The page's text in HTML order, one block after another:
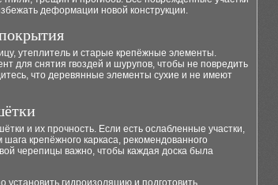
деформации новой конструкции.
утеплитель и старые крепёжные элементы.
для снятия гвоздей и шурупов, чтобы не повредить
что деревянные элементы сухие и не имеют
и их прочность. Если есть ослабленные участки,
крепёжного каркаса, рекомендованного
черепицы важно, чтобы каждая доска была
установить гидроизоляцию и подготовить